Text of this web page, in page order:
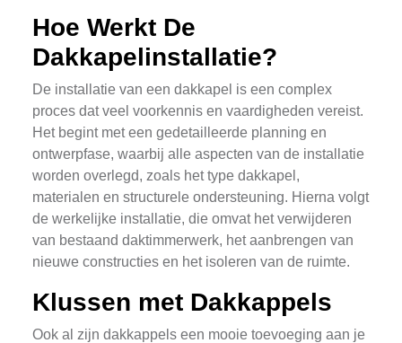
Hoe Werkt De
Dakkapelinstallatie?
De installatie van een dakkapel is een complex
proces dat veel voorkennis en vaardigheden vereist.
Het begint met een gedetailleerde planning en
ontwerpfase, waarbij alle aspecten van de installatie
worden overlegd, zoals het type dakkapel,
materialen en structurele ondersteuning. Hierna volgt
de werkelijke installatie, die omvat het verwijderen
van bestaand daktimmerwerk, het aanbrengen van
nieuwe constructies en het isoleren van de ruimte.
Klussen met Dakkappels
Ook al zijn dakkappels een mooie toevoeging aan je